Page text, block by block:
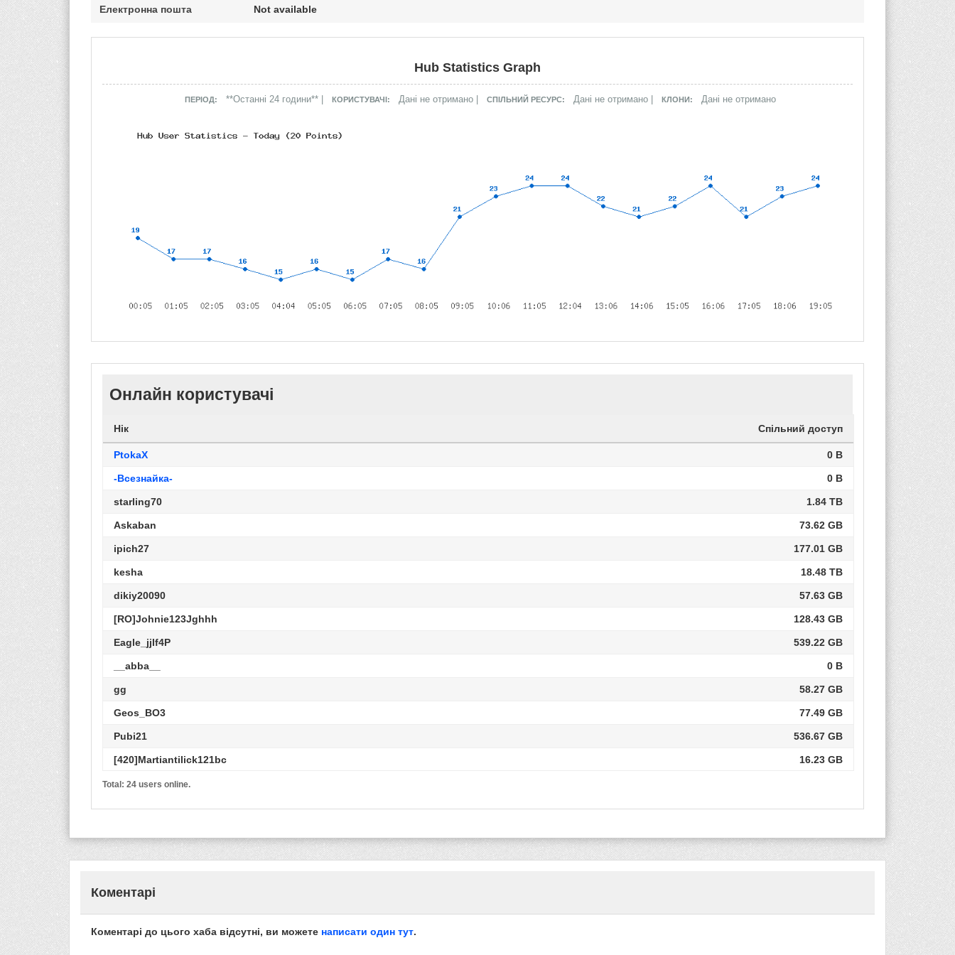
Електронна пошта Not available
Hub Statistics Graph
ПЕРІОД: **Останні 24 години** | КОРИСТУВАЧІ: Дані не отримано | СПІЛЬНИЙ РЕСУРС: Дані не отримано | КЛОНИ: Дані не отримано
Онлайн користувачі
Нік Спільний доступ
PtokaX 0 B
-Всезнайка- 0 B
starling70 1.84 TB
Askaban 73.62 GB
ipich27 177.01 GB
kesha 18.48 TB
dikiy20090 57.63 GB
[RO]Johnie123Jghhh 128.43 GB
Eagle_jjIf4P 539.22 GB
__abba__ 0 B
gg 58.27 GB
Geos_BO3 77.49 GB
Pubi21 536.67 GB
[420]Martiantilick121bc 16.23 GB
ArcticUser143
y2b4k698df328djei3 261.82 GB
pipi
Total: 24 users online.
Коментарі
Коментарі до цього хаба відсутні, ви можете написати один тут.